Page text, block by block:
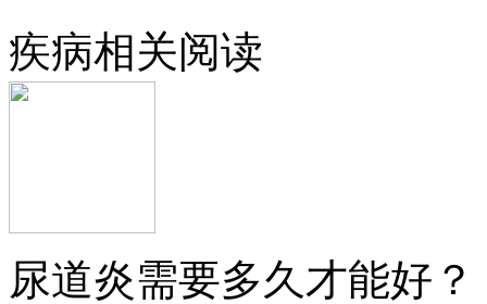
疾病相关阅读
尿道炎需要多久才能好？